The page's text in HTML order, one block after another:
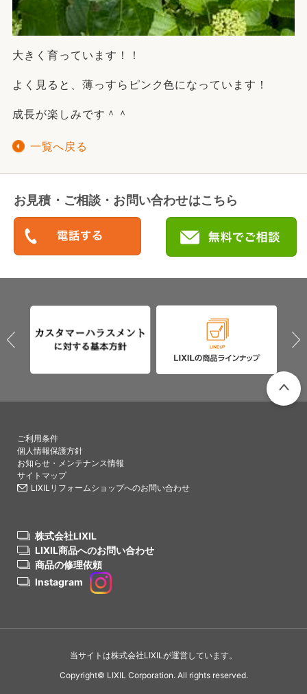
大きく育っています！！
よく見ると、薄っすらピンク色になっています！
成長が楽しみです＾＾
一覧へ戻る
お見積・ご相談・お問い合わせはこちら
ご利用条件
個人情報保護方針
お知らせ・メンテナンス情報
サイトマップ
LIXILリフォームショップへのお問い合わせ
株式会社LIXIL
LIXIL商品へのお問い合わせ
商品の修理依頼
Instagram
当サイトは株式会社LIXILが運営しています。
Copyright© LIXIL Corporation. All rights reserved.